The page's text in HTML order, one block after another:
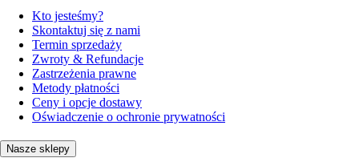
Kto jesteśmy?
Skontaktuj się z nami
Termin sprzedaży
Zwroty & Refundacje
Zastrzeżenia prawne
Metody płatności
Ceny i opcje dostawy
Oświadczenie o ochronie prywatności
Nasze sklepy